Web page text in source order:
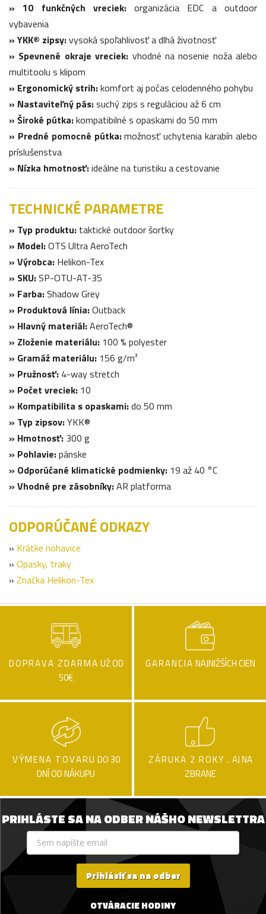
» 10 funkčných vreciek:organizácia EDC a outdoor
vybavenia
» YKK® zipsy:vysoká spoľahlivosť a dlhá životnosť
» Spevnené okraje vreciek: vhodné na nosenie noža alebo
multitoolu s klipom
» Ergonomický strih:komfort aj počas celodenného pohybu
» Nastaviteľný pás:suchý zips s reguláciou až 6 cm
» Široké pútka:kompatibilné s opaskami do 50 mm
» Predné pomocné pútka:možnosť uchytenia karabín alebo
príslušenstva
» Nízka hmotnosť:ideálne na turistiku a cestovanie
TECHNICKÉ PARAMETRE
» Typ produktu: taktické outdoor šortky
» Model:OTS Ultra AeroTech
» Výrobca: Helikon-Tex
» SKU:SP-OTU-AT-35
» Farba:Shadow Grey
» Produktová línia:Outback
» Hlavný materiál:AeroTech®
» Zloženie materiálu: 100 % polyester
» Gramáž materiálu: 156 g/m²
» Pružnosť: 4-way stretch
» Počet vreciek: 10
» Kompatibilita s opaskami:do 50 mm
» Typ zipsov:YKK®
» Hmotnosť: 300 g
» Pohlavie:pánske
» Odporúčané klimatické podmienky: 19 až 40 °C
» Vhodné pre zásobníky:AR platforma
ODPORÚČANÉ ODKAZY
» Krátke nohavice
» Opasky, traky
» Značka Helikon-Tex
DOPRAVA ZDARMA UŽ OD
50€
GARANCIA NAJNIŽŠÍCH CIEN
VÝMENA TOVARU DO 30
DNÍ OD NÁKUPU
ZÁRUKA 2 ROKY . AJ NA
ZBRANE
PRIHLÁSTE SA NA ODBER NÁŠHO NEWSLETTRA
Prihlásiť sa na odber
OTVÁRACIE HODINY